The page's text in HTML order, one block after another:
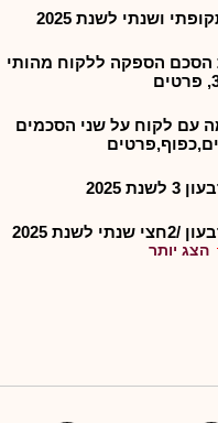
ושנתי לשנת 2025
הספקה ללקוח מהותי
עם לקוח על שני הסכמים
2025
2025
הצג יותר